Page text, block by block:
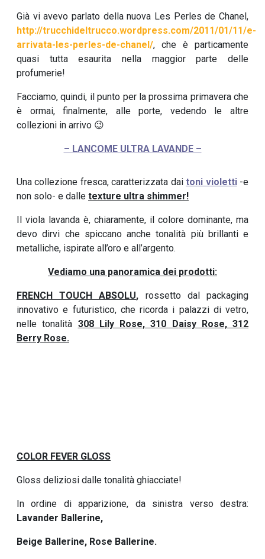
Già vi avevo parlato della nuova Les Perles de Chanel,
http://trucchideltrucco.wordpress.com/2011/01/11/e-
arrivata-les-perles-de-chanel/, che è particamente
quasi tutta esaurita nella maggior parte delle
profumerie!
Facciamo, quindi, il punto per la prossima primavera che
è ormai, finalmente, alle porte, vedendo le altre
collezioni in arrivo 😉
– LANCOME ULTRA LAVANDE –
Una collezione fresca, caratterizzata daitoni violetti-e
non solo- e dalle texture ultra shimmer!
Il viola lavanda è, chiaramente, il colore dominante, ma
devo dirvi che spiccano anche tonalità più brillanti e
metalliche, ispirate all’oro e all’argento.
Vediamo una panoramica dei prodotti:
FRENCH TOUCH ABSOLU, rossetto dal packaging
innovativo e futuristico, che ricorda i palazzi di vetro,
nelle tonalità 308 Lily Rose, 310 Daisy Rose, 312
Berry Rose.
COLOR FEVER GLOSS
Gloss deliziosi dalle tonalità ghiacciate!
In ordine di apparizione, da sinistra verso destra:
Lavander Ballerine,
Beige Ballerine, Rose Ballerine.